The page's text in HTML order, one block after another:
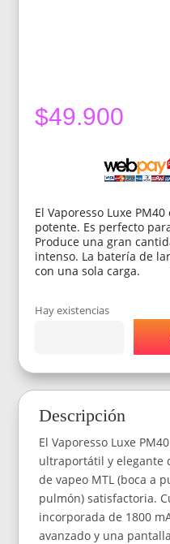
$49.900
El Vaporesso Luxe
potente. Es perfecto
Produce una gran
intenso. La batería de
con una sola carga.
Hay existencias
Luxe
PM40
Color
cantidad
Descripción
El Vaporesso Luxe
ultraportátil y elegante
de vapeo MTL (boca a
pulmón) satisfactoria.
incorporada de 1800
avanzado y una